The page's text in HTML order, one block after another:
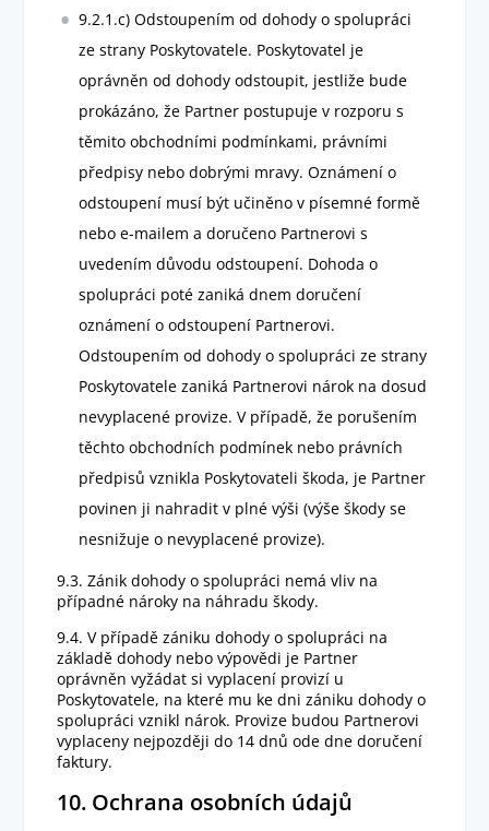
9.2.1.c) Odstoupením od dohody o spolupráci
ze strany Poskytovatele. Poskytovatel je
oprávněn od dohody odstoupit, jestliže bude
prokázáno, že Partner postupuje v rozporu s
těmito obchodními podmínkami, právními
předpisy nebo dobrými mravy. Oznámení o
odstoupení musí být učiněno v písemné formě
nebo e-mailem a doručeno Partnerovi s
uvedením důvodu odstoupení. Dohoda o
spolupráci poté zaniká dnem doručení
oznámení o odstoupení Partnerovi.
Odstoupením od dohody o spolupráci ze strany
Poskytovatele zaniká Partnerovi nárok na dosud
nevyplacené provize. V případě, že porušením
těchto obchodních podmínek nebo právních
předpisů vznikla Poskytovateli škoda, je Partner
povinen ji nahradit v plné výši (výše škody se
nesnižuje o nevyplacené provize).
9.3. Zánik dohody o spolupráci nemá vliv na
případné nároky na náhradu škody.
9.4. V případě zániku dohody o spolupráci na
základě dohody nebo výpovědi je Partner
oprávněn vyžádat si vyplacení provizí u
Poskytovatele, na které mu ke dni zániku dohody o
spolupráci vznikl nárok. Provize budou Partnerovi
vyplaceny nejpozději do 14 dnů ode dne doručení
faktury.
10. Ochrana osobních údajů